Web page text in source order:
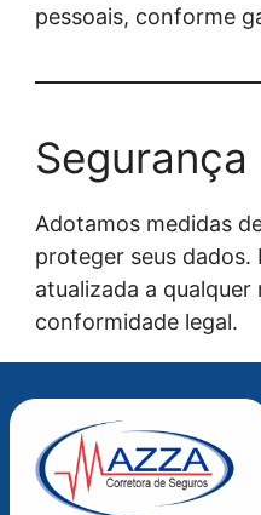
pessoais, conforme
Adotamos medidas
proteger seus dados.
atualizada a
conformidade legal.